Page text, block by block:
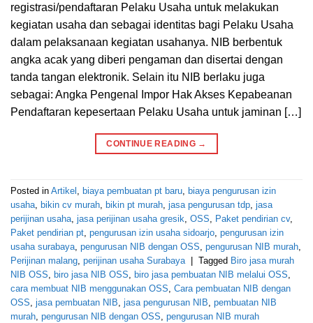
registrasi/pendaftaran Pelaku Usaha untuk melakukan
kegiatan usaha dan sebagai identitas bagi Pelaku Usaha
dalam pelaksanaan kegiatan usahanya. NIB berbentuk
angka acak yang diberi pengaman dan disertai dengan
tanda tangan elektronik. Selain itu NIB berlaku juga
sebagai: Angka Pengenal Impor Hak Akses Kepabeanan
Pendaftaran kepesertaan Pelaku Usaha untuk jaminan […]
CONTINUE READING →
Posted in Artikel , biaya pembuatan pt baru, biaya pengurusan izin
usaha, bikin cv murah, bikin pt murah, jasa pengurusan tdp, jasa
perijinan usaha, jasa perijinan usaha gresik, OSS, Paket pendirian cv,
Paket pendirian pt, pengurusan izin usaha sidoarjo, pengurusan izin
usaha surabaya, pengurusan NIB dengan OSS, pengurusan NIB murah,
Perijinan malang, perijinan usaha Surabaya Tagged Biro jasa murah
NIB OSS, biro jasa NIB OSS, biro jasa pembuatan NIB melalui OSS,
cara membuat NIB menggunakan OSS, Cara pembuatan NIB dengan
OSS, jasa pembuatan NIB, jasa pengurusan NIB, pembuatan NIB
murah, pengurusan NIB dengan OSS, pengurusan NIB murah